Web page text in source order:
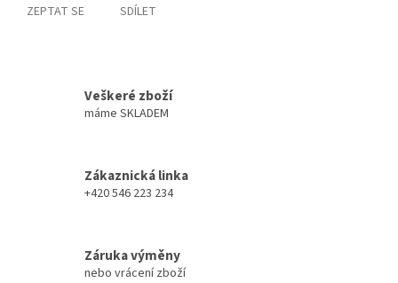
ZEPTAT SE SDÍLET
Veškeré zboží
máme SKLADEM
Zákaznická linka
+420 546 223 234
Záruka výměny
nebo vrácení zboží